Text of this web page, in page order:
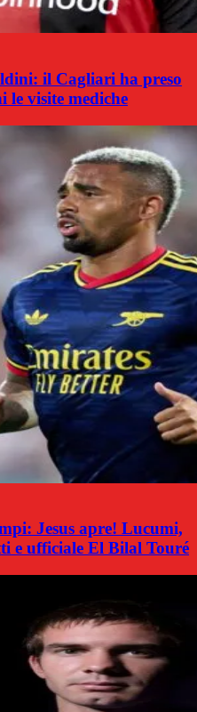
il Cagliari ha preso
le visite mediche
Jesus apre! Lucumi,
e ufficiale El Bilal Touré